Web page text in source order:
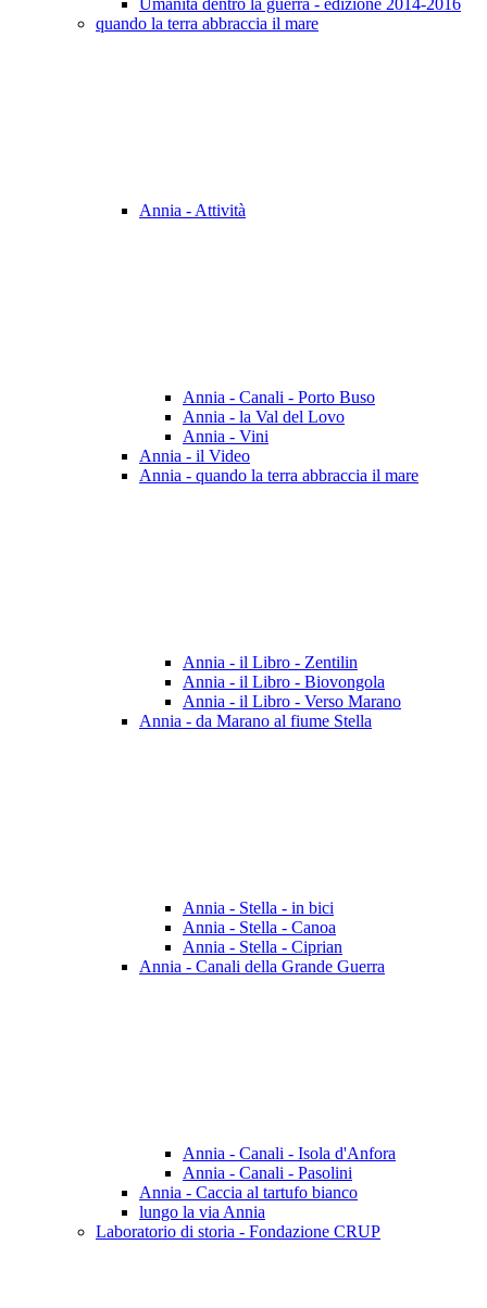
Umanità dentro la guerra - edizione 2014-2016
quando la terra abbraccia il mare
Annia - Attività
Annia - Canali - Porto Buso
Annia - la Val del Lovo
Annia - Vini
Annia - il Video
Annia - quando la terra abbraccia il mare
Annia - il Libro - Zentilin
Annia - il Libro - Biovongola
Annia - il Libro - Verso Marano
Annia - da Marano al fiume Stella
Annia - Stella - in bici
Annia - Stella - Canoa
Annia - Stella - Ciprian
Annia - Canali della Grande Guerra
Annia - Canali - Isola d'Anfora
Annia - Canali - Pasolini
Annia - Caccia al tartufo bianco
lungo la via Annia
Laboratorio di storia - Fondazione CRUP